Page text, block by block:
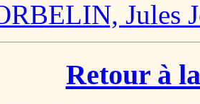
Jules
Retour à